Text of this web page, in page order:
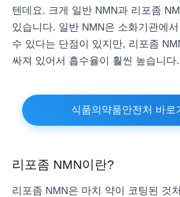
텐데요. 크게 일반 NMN과 리포좀
있습니다. 일반 NMN은 소화기관에
수 있다는 단점이 있지만, 리포좀
싸져 있어서 흡수율이 훨씬 높습니다.
식품의약품안전처 바로
리포좀 NMN이란?
리포좀 NMN은 마치 약이 코팅된 것